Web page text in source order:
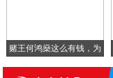
赌王何鸿燊这么有钱，为